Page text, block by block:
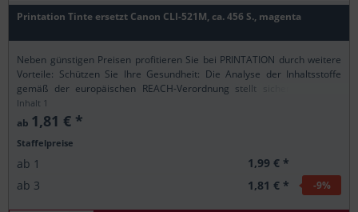
Printation Tinte ersetzt Canon CLI-521M, ca. 456 S., magenta
Neben günstigen Preisen profitieren Sie bei PRINTATION durch weitere
Vorteile: Schützen Sie Ihre Gesundheit: Die Analyse der Inhaltsstoffe
gemäß der europäischen REACH-Verordnung stellt sicher, dass alle
Printation-Produkte nur...
Inhalt 1
ab 1,81 € *
Staffelpreise
ab 1
1,99 € *
ab 3 1,81 € * -9%